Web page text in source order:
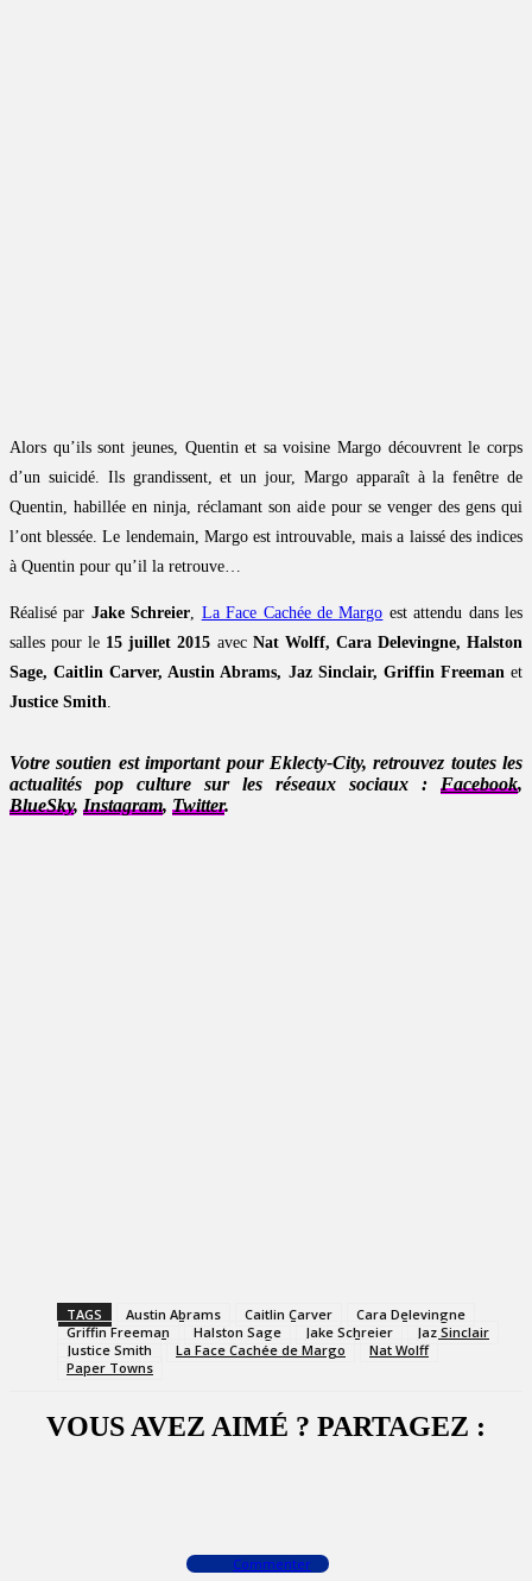
Alors qu’ils sont jeunes, Quentin et sa voisine Margo découvrent le corps
d’un suicidé. Ils grandissent, et un jour, Margo apparaît à la fenêtre de
Quentin, habillée en ninja, réclamant son aide pour se venger des gens qui
l’ont blessée. Le lendemain, Margo est introuvable, mais a laissé des indices
à Quentin pour qu’il la retrouve…
Réalisé par Jake Schreier, La Face Cachée de Margo est attendu dans les
salles pour le 15 juillet 2015 avec Nat Wolff, Cara Delevingne, Halston
Sage, Caitlin Carver, Austin Abrams, Jaz Sinclair, Griffin Freemanet
Justice Smith.
Votre soutien est important pour Eklecty-City, retrouvez toutes les
actualités pop culture sur les réseaux sociaux : Facebook,
BlueSky, Instagram, Twitter.
TAGS Austin Abrams Caitlin Carver
Cara Delevingne
Griffin Freeman
Halston Sage Jake Schreier
Jaz Sinclair
Justice Smith
La Face Cachée de Margo
Nat Wolff
Paper Towns
VOUS AVEZ AIMÉ ? PARTAGEZ :
Commenter